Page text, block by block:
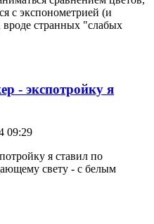
с экспонометрией (и
странных "слабых
- экспотройку я
09:29
я ставил по
свету - с белым